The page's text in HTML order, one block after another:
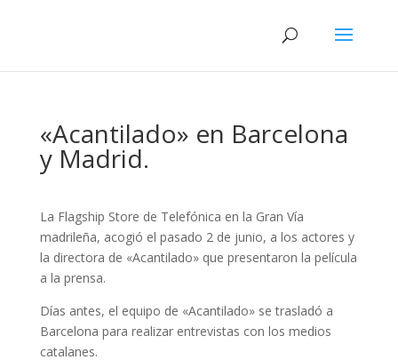
«Acantilado» en Barcelona
y Madrid.
La Flagship Store de Telefónica en la Gran Vía
madrileña, acogió el pasado 2 de junio, a los actores y
la directora de «Acantilado» que presentaron la película
a la prensa.
Días antes, el equipo de «Acantilado» se trasladó a
Barcelona para realizar entrevistas con los medios
catalanes.